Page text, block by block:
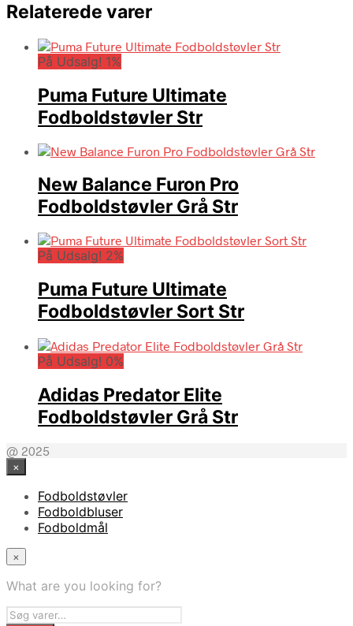
Relaterede varer
På Udsalg! 1%
Puma Future Ultimate
Fodboldstøvler Str
New Balance Furon Pro
Fodboldstøvler Grå Str
På Udsalg! 2%
Puma Future Ultimate
Fodboldstøvler Sort Str
På Udsalg! 0%
Adidas Predator Elite
Fodboldstøvler Grå Str
@ 2025
×
Fodboldstøvler
Fodboldbluser
Fodboldmål
×
What are you looking for?